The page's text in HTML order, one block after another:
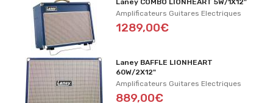
Laney COMBO LIONHEART 5W/1X12"
Amplificateurs Guitares Electriques
1289,00€
Laney BAFFLE LIONHEART
60W/2X12"
Amplificateurs Guitares Electriques
889,00€